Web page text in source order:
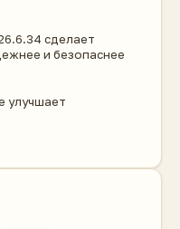
сделает
и безопаснее
улучшает